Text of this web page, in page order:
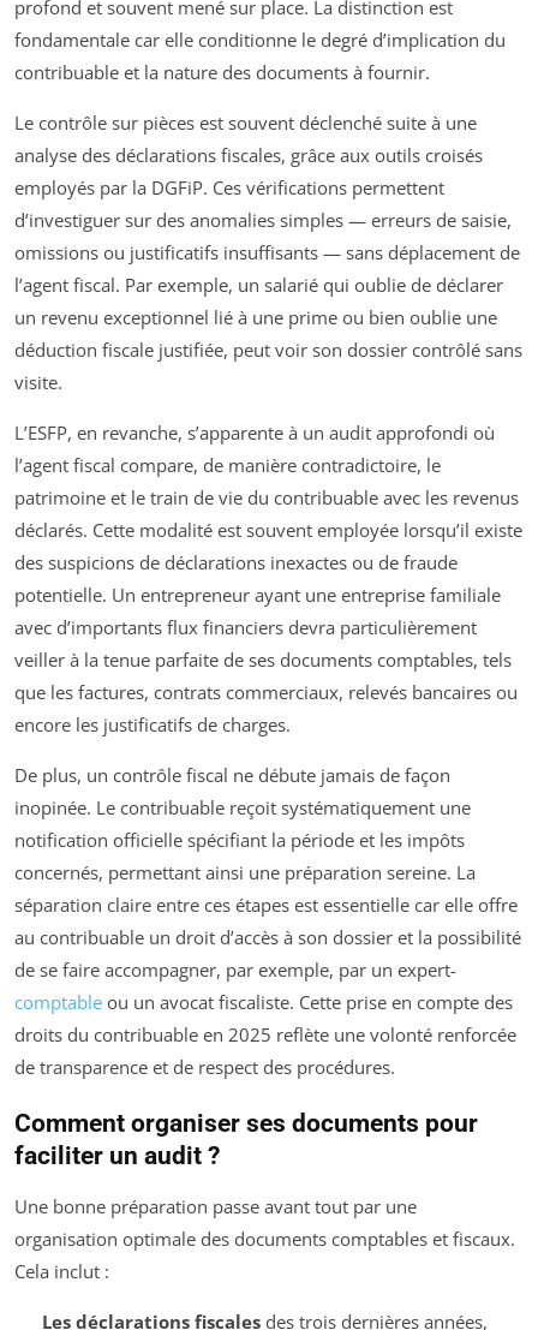
profond et souvent mené sur place. La distinction est
fondamentale car elle conditionne le degré d’implication du
contribuable et la nature des documents à fournir.
Le contrôle sur pièces est souvent déclenché suite à une
analyse des déclarations fiscales, grâce aux outils croisés
employés par la DGFiP. Ces vérifications permettent
d’investiguer sur des anomalies simples — erreurs de saisie,
omissions ou justificatifs insuffisants — sans déplacement de
l’agent fiscal. Par exemple, un salarié qui oublie de déclarer
un revenu exceptionnel lié à une prime ou bien oublie une
déduction fiscale justifiée, peut voir son dossier contrôlé sans
visite.
L’ESFP, en revanche, s’apparente à un audit approfondi où
l’agent fiscal compare, de manière contradictoire, le
patrimoine et le train de vie du contribuable avec les revenus
déclarés. Cette modalité est souvent employée lorsqu’il existe
des suspicions de déclarations inexactes ou de fraude
potentielle. Un entrepreneur ayant une entreprise familiale
avec d’importants flux financiers devra particulièrement
veiller à la tenue parfaite de ses documents comptables, tels
que les factures, contrats commerciaux, relevés bancaires ou
encore les justificatifs de charges.
De plus, un contrôle fiscal ne débute jamais de façon
inopinée. Le contribuable reçoit systématiquement une
notification officielle spécifiant la période et les impôts
concernés, permettant ainsi une préparation sereine. La
séparation claire entre ces étapes est essentielle car elle offre
au contribuable un droit d’accès à son dossier et la possibilité
de se faire accompagner, par exemple, par un expert-
comptable ou un avocat fiscaliste. Cette prise en compte des
droits du contribuable en 2025 reflète une volonté renforcée
de transparence et de respect des procédures.
Comment organiser ses documents pour
faciliter un audit ?
Une bonne préparation passe avant tout par une
organisation optimale des documents comptables et fiscaux.
Cela inclut :
Les déclarations fiscalesdes trois dernières années,